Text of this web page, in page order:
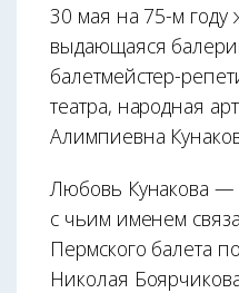
30 мая на 75-м году
выдающаяся
балетмейстер-
театра, народная
Алимпиевна
Любовь Кунакова —
с чьим именем
Пермского балета
Николая